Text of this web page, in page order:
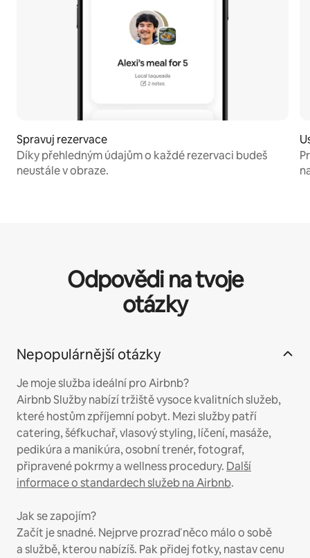
Spravuj rezervace
Díky přehledným údajům o každé rezervaci budeš
neustále v obraze.
Odpovědi na tvoje
otázky
Nepopulárnější otázky
Je moje služba ideální pro Airbnb?
Airbnb Služby nabízí tržiště vysoce kvalitních služeb,
které hostům zpříjemní pobyt. Mezi služby patří
catering, šéfkuchař, vlasový styling, líčení, masáže,
pedikúra a manikúra, osobní trenér, fotograf,
připravené pokrmy a wellness procedury. Další
informace o standardech služeb na Airbnb.
Jak se zapojím?
Začít je snadné. Nejprve prozraď něco málo o sobě
a službě, kterou nabízíš. Pak přidej fotky, nastav cenu